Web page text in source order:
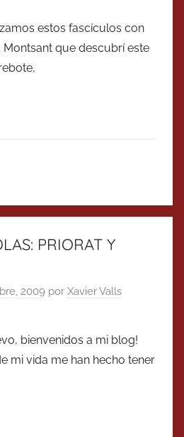
estos fascículos con
Montsant que descubrí este
PRIORAT Y
2009 por Xavier Valls
bienvenidos a mi blog!
mi vida me han hecho tener